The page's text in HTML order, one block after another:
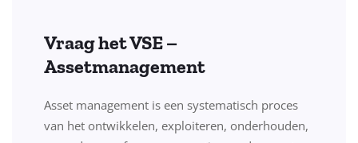
Vraag het VSE –
Assetmanagement
Asset management is een systematisch proces
van het ontwikkelen, exploiteren, onderhouden,